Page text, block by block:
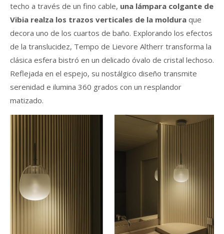
techo a través de un fino cable, una lámpara colgante de
Vibia realza los trazos verticales de la moldura que
decora uno de los cuartos de baño. Explorando los efectos
de la translucidez, Tempo de Lievore Altherr transforma la
clásica esfera bistró en un delicado óvalo de cristal lechoso.
Reflejada en el espejo, su nostálgico diseño transmite
serenidad e ilumina 360 grados con un resplandor
matizado.